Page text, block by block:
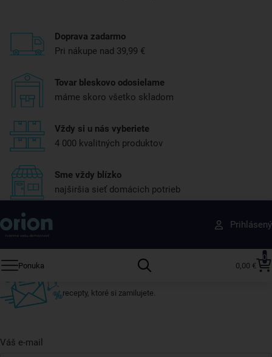
Doprava zadarmo
Pri nákupe nad 39,99 €
Tovar bleskovo odosielame
máme skoro všetko skladom
Vždy si u nás vyberiete
4 000 kvalitných produktov
Sme vždy blízko
najširšia sieť domácich potrieb
Prihlásený
Ponuka
0
0,00 €
Získajte rady, recepty a tipy na zľavy skôr ako
ktokoľvek iný
Prihláste sa k odberu nášho newslettera.
recepty, ktoré si zamilujete.
Váš e-mail